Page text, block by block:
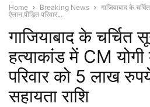
Home Breaking News
गाजियाबाद के
ऐलान,पीड़ित परिवार...
गाजियाबाद के चर्चित
हत्याकांड में CM योगी
परिवार को 5 लाख
सहायता राशि